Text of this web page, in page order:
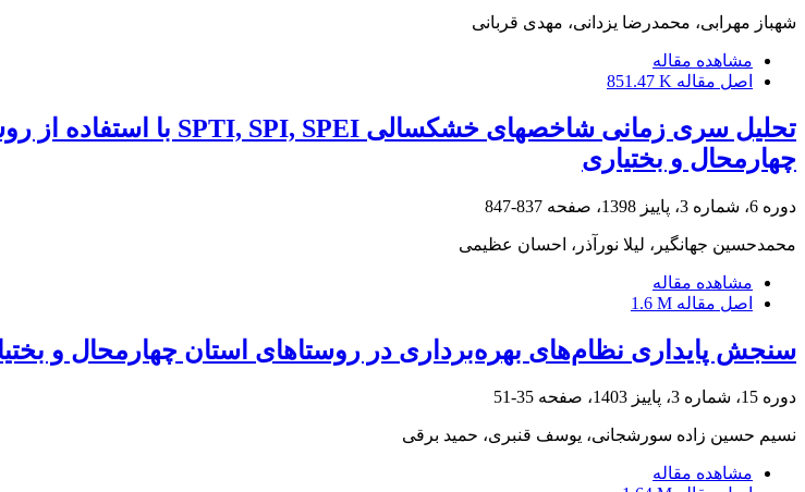
شهباز مهرابی، محمدرضا یزدانی، مهدی قربانی
مشاهده مقاله
اصل مقاله 851.47 K
چهارمحال و بختیاری
دوره 6، شماره 3، پاییز 1398، صفحه 837-847
محمدحسین جهانگیر، لیلا نورآذر، احسان عظیمی
مشاهده مقاله
اصل مقاله 1.6 M
سنجش پایداری نظام‌های بهره‌برداری در روستاهای استان چهارمحال و
دوره 15، شماره 3، پاییز 1403، صفحه 35-51
نسیم حسین زاده سورشجانی، یوسف قنبری، حمید برقی
مشاهده مقاله